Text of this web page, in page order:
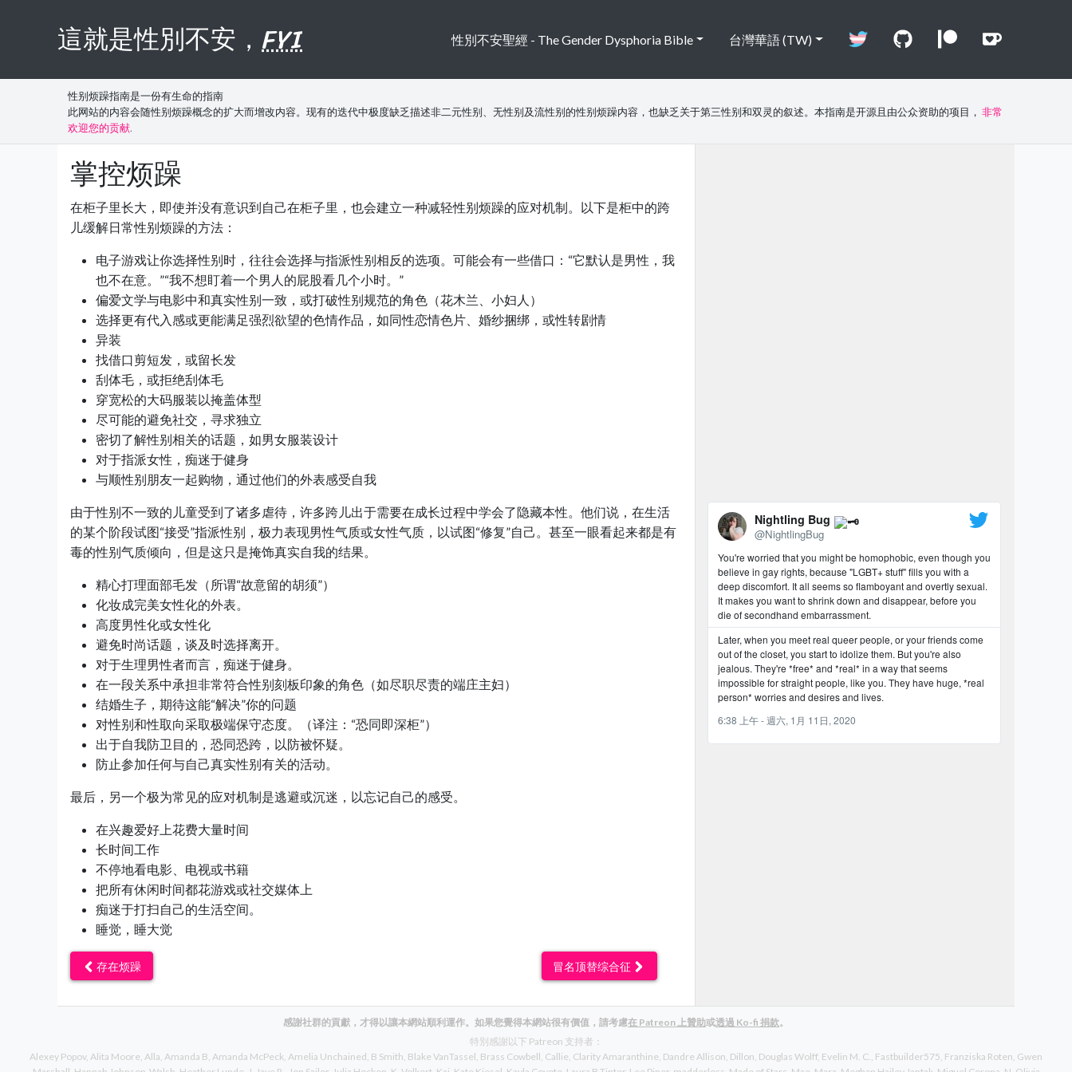
這就是性別不安， FYI 性別不安聖經 - The Gender Dysphoria Bible 台灣華語 (TW)
性别烦躁指南是一份有生命的指南
此网站的内容会随性别烦躁概念的扩大而增改内容。现有的迭代中极度缺乏描述非二元性别、无性别及流性别的性别烦躁内容，也缺乏关于第三性别和双灵的叙述。本指南是开源且由公众资助的项目， 非常
欢迎您的贡献.
掌控烦躁
在柜子里长大，即使并没有意识到自己在柜子里，也会建立一种减轻性别烦躁的应对机制。以下是柜中的跨
儿缓解日常性别烦躁的方法：
电子游戏让你选择性别时，往往会选择与指派性别相反的选项。可能会有一些借口：“它默认是男性，我
也不在意。”“我不想盯着一个男人的屁股看几个小时。”
偏爱文学与电影中和真实性别一致，或打破性别规范的角色（花木兰、小妇人）
选择更有代入感或更能满足强烈欲望的色情作品，如同性恋情色片、婚纱捆绑，或性转剧情
异装
找借口剪短发，或留长发
刮体毛，或拒绝刮体毛
穿宽松的大码服装以掩盖体型
尽可能的避免社交，寻求独立
密切了解性别相关的话题，如男女服装设计
对于指派女性，痴迷于健身
与顺性别朋友一起购物，通过他们的外表感受自我
Nightling Bug
@NightlingBug
You're worried that you might be homophobic, even though you
believe in gay rights, because "LGBT+ stuff" fills you with a
deep discomfort. It all seems so flamboyant and overtly sexual.
It makes you want to shrink down and disappear, before you
die of secondhand embarrassment.
Later, when you meet real queer people, or your friends come
out of the closet, you start to idolize them. But you're also
jealous. They're *free* and *real* in a way that seems
impossible for straight people, like you. They have huge, *real
person* worries and desires and lives.
6:38 上午 - 週六, 1月 11日, 2020
由于性别不一致的儿童受到了诸多虐待，许多跨儿出于需要在成长过程中学会了隐藏本性。他们说，在生活
的某个阶段试图“接受”指派性别，极力表现男性气质或女性气质，以试图“修复”自己。甚至一眼看起来都是有
毒的性别气质倾向，但是这只是掩饰真实自我的结果。
精心打理面部毛发（所谓“故意留的胡须”）
化妆成完美女性化的外表。
高度男性化或女性化
避免时尚话题，谈及时选择离开。
对于生理男性者而言，痴迷于健身。
在一段关系中承担非常符合性别刻板印象的角色（如尽职尽责的端庄主妇）
结婚生子，期待这能“解决”你的问题
对性别和性取向采取极端保守态度。（译注：“恐同即深柜”）
出于自我防卫目的，恐同恐跨，以防被怀疑。
防止参加任何与自己真实性别有关的活动。
最后，另一个极为常见的应对机制是逃避或沉迷，以忘记自己的感受。
在兴趣爱好上花费大量时间
长时间工作
不停地看电影、电视或书籍
把所有休闲时间都花游戏或社交媒体上
痴迷于打扫自己的生活空间。
睡觉，睡大觉
存在烦躁 冒名顶替综合征
感謝社群的貢獻，才得以讓本網站順利運作。如果您覺得本網站很有價值，請考慮在 Patreon 上贊助或透過 Ko-fi 捐款。
特別感謝以下 Patreon 支持者：
Alexey Popov Alita Moore Alla Amanda B Amanda McPeck Amelia Unchained B Smith Blake VanTassel Brass Cowbell Callie Clarity Amaranthine Dandre Allison Dillon Douglas Wolff Evelin M. C. Fastbuilder575 Franziska Roten Gwen